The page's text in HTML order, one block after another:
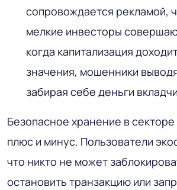
сопровождается рекламой,
мелкие инвесторы
когда капитализация
значения, мошенники
забирая себе деньги
Безопасное хранение в секторе
плюс и минус. Пользователи
что никто не может
остановить транзакцию или